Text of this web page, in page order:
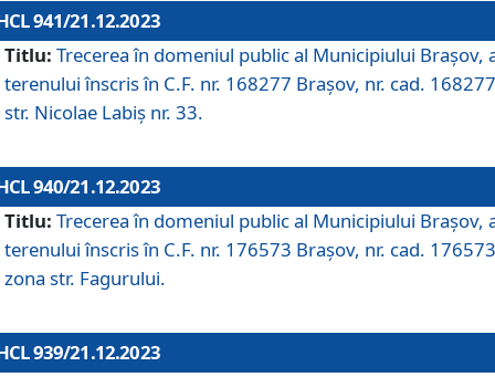
941/21.12.2023
Titlu: Trecerea în domeniul public al Municipiului Braşov,
terenului înscris în C.F. nr. 168277 Brașov, nr. cad.
str. Nicolae Labiș nr. 33.
940/21.12.2023
Titlu: Trecerea în domeniul public al Municipiului Braşov,
terenului înscris în C.F. nr. 176573 Brașov, nr. cad.
zona str. Fagurului.
939/21.12.2023